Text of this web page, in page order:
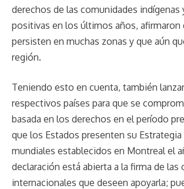
derechos de las comunidades indígenas
positivas en los últimos años, afirmaron
persisten en muchas zonas y que aún
región.
Teniendo esto en cuenta, también
respectivos países para que se
basada en los derechos en el período
que los Estados presenten su
mundiales establecidos en Montreal el
declaración está abierta a la firma de
internacionales que deseen apoyarla;